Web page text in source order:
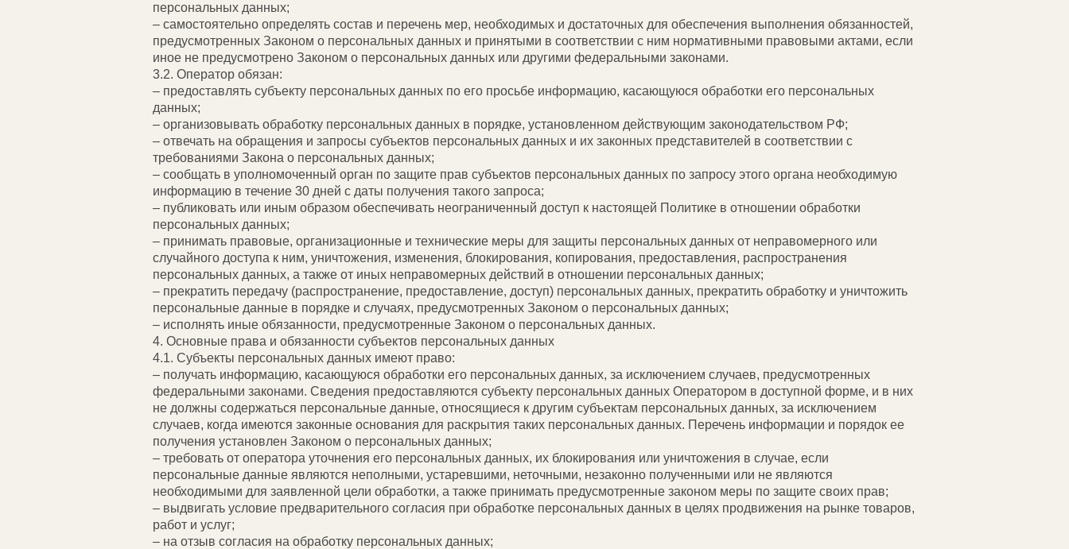
персональных данных;
– самостоятельно определять состав и перечень мер, необходимых и достаточных для обеспечения выполнения обязанностей,
предусмотренных Законом о персональных данных и принятыми в соответствии с ним нормативными правовыми актами, если
иное не предусмотрено Законом о персональных данных или другими федеральными законами.
3.2. Оператор обязан:
– предоставлять субъекту персональных данных по его просьбе информацию, касающуюся обработки его персональных
данных;
– организовывать обработку персональных данных в порядке, установленном действующим законодательством РФ;
– отвечать на обращения и запросы субъектов персональных данных и их законных представителей в соответствии с
требованиями Закона о персональных данных;
– сообщать в уполномоченный орган по защите прав субъектов персональных данных по запросу этого органа необходимую
информацию в течение 30 дней с даты получения такого запроса;
– публиковать или иным образом обеспечивать неограниченный доступ к настоящей Политике в отношении обработки
персональных данных;
– принимать правовые, организационные и технические меры для защиты персональных данных от неправомерного или
случайного доступа к ним, уничтожения, изменения, блокирования, копирования, предоставления, распространения
персональных данных, а также от иных неправомерных действий в отношении персональных данных;
– прекратить передачу (распространение, предоставление, доступ) персональных данных, прекратить обработку и уничтожить
персональные данные в порядке и случаях, предусмотренных Законом о персональных данных;
– исполнять иные обязанности, предусмотренные Законом о персональных данных.
4. Основные права и обязанности субъектов персональных данных
4.1. Субъекты персональных данных имеют право:
– получать информацию, касающуюся обработки его персональных данных, за исключением случаев, предусмотренных
федеральными законами. Сведения предоставляются субъекту персональных данных Оператором в доступной форме, и в них
не должны содержаться персональные данные, относящиеся к другим субъектам персональных данных, за исключением
случаев, когда имеются законные основания для раскрытия таких персональных данных. Перечень информации и порядок ее
получения установлен Законом о персональных данных;
– требовать от оператора уточнения его персональных данных, их блокирования или уничтожения в случае, если
персональные данные являются неполными, устаревшими, неточными, незаконно полученными или не являются
необходимыми для заявленной цели обработки, а также принимать предусмотренные законом меры по защите своих прав;
– выдвигать условие предварительного согласия при обработке персональных данных в целях продвижения на рынке товаров,
работ и услуг;
– на отзыв согласия на обработку персональных данных;